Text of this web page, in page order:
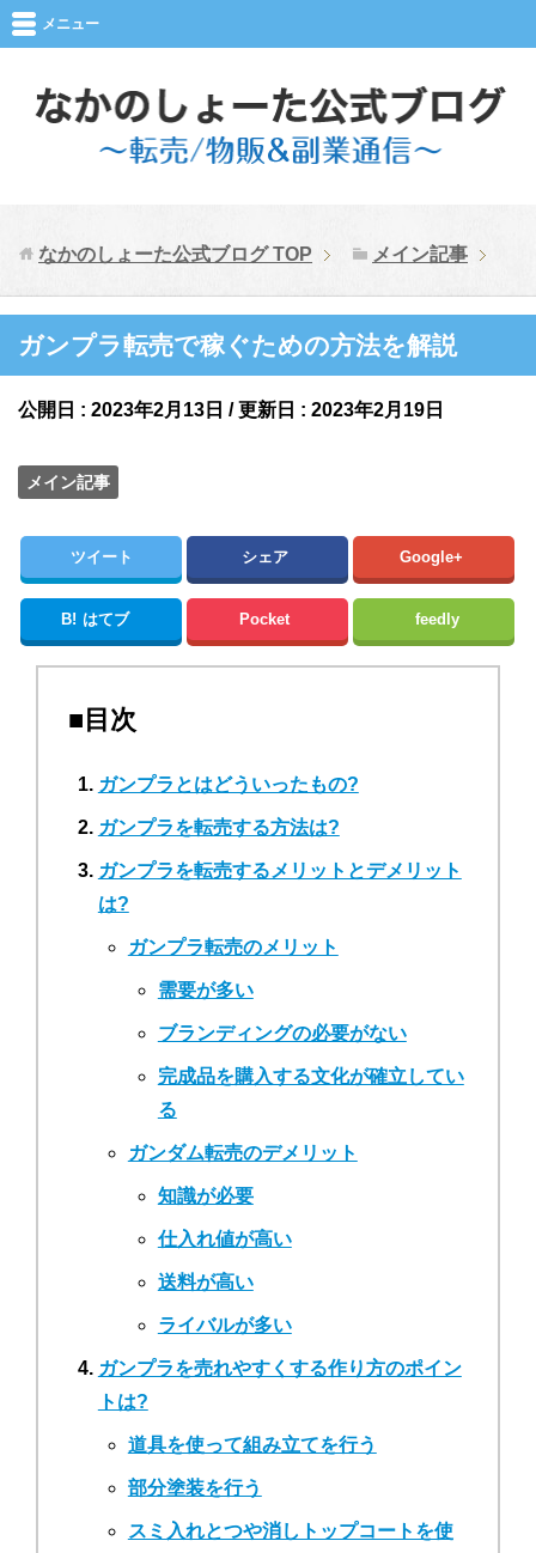
メニュー
なかのしょーた公式ブログTOP メイン記事
ガンプラ転売で稼ぐための方法を解説
公開日 : 2023年2月13日 / 更新日 : 2023年2月19日
メイン記事
ツイート シェア Google+
B! はてブ Pocket feedly
■目次
ガンプラとはどういったもの?
ガンプラを転売する方法は?
ガンプラを転売するメリットとデメリット
は?
ガンプラ転売のメリット
需要が多い
ブランディングの必要がない
完成品を購入する文化が確立してい
る
ガンダム転売のデメリット
知識が必要
仕入れ値が高い
送料が高い
ライバルが多い
ガンプラを売れやすくする作り方のポイン
トは?
道具を使って組み立てを行う
部分塗装を行う
スミ入れとつや消しトップコートを使